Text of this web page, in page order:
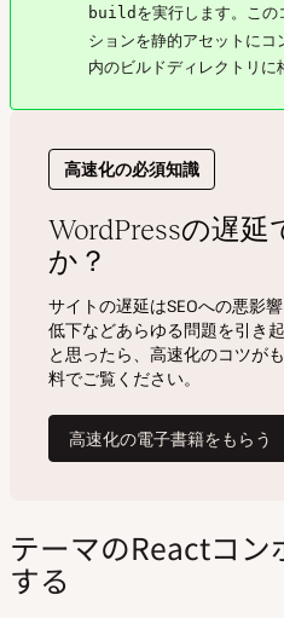
build を実行します。こ
ションを静的アセットに
内のビルドディレクトリに
テーマのReactコ
する